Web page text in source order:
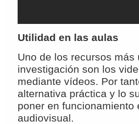
Utilidad en las aulas
Uno de los recursos
investigación son los
mediante vídeos. Por
alternativa práctica y lo
poner en
audiovisual.